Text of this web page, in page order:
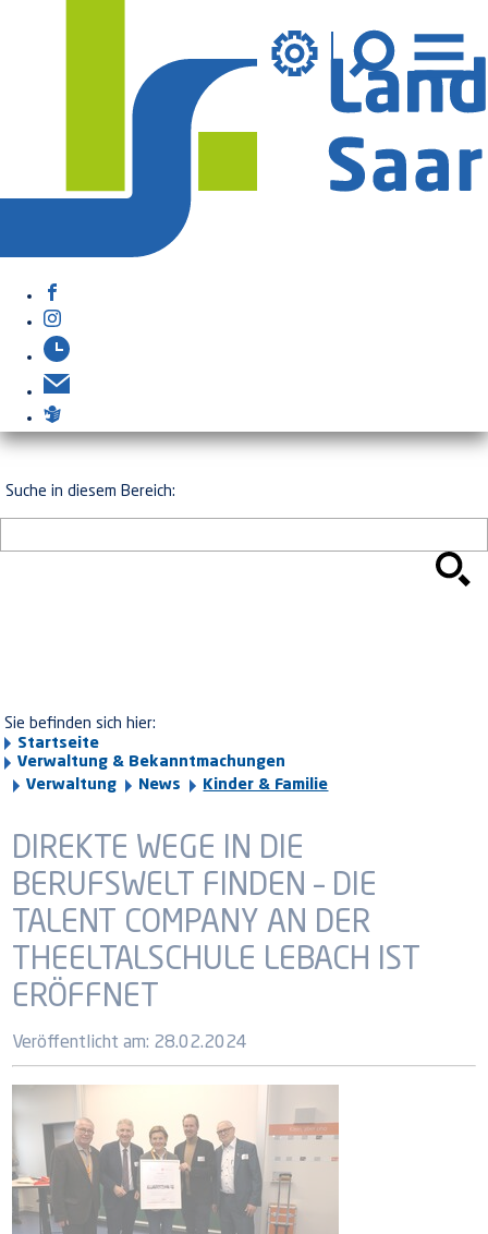
Suche in diesem Bereich:
Sie befinden sich hier:
Startseite
Verwaltung & Bekanntmachungen
Verwaltung
News Kinder & Familie
DIREKTE WEGE IN DIE
BERUFSWELT FINDEN – DIE
TALENT COMPANY AN DER
THEELTALSCHULE LEBACH IST
ERÖFFNET
Veröffentlicht am: 28.02.2024